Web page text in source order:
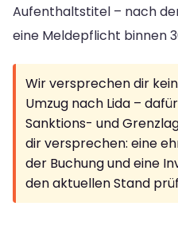
Aufenthaltstitel – nach
eine Meldepflicht binnen
Wir versprechen dir
Umzug nach Lida –
Sanktions- und
dir versprechen: eine
der Buchung und eine
den aktuellen Stand